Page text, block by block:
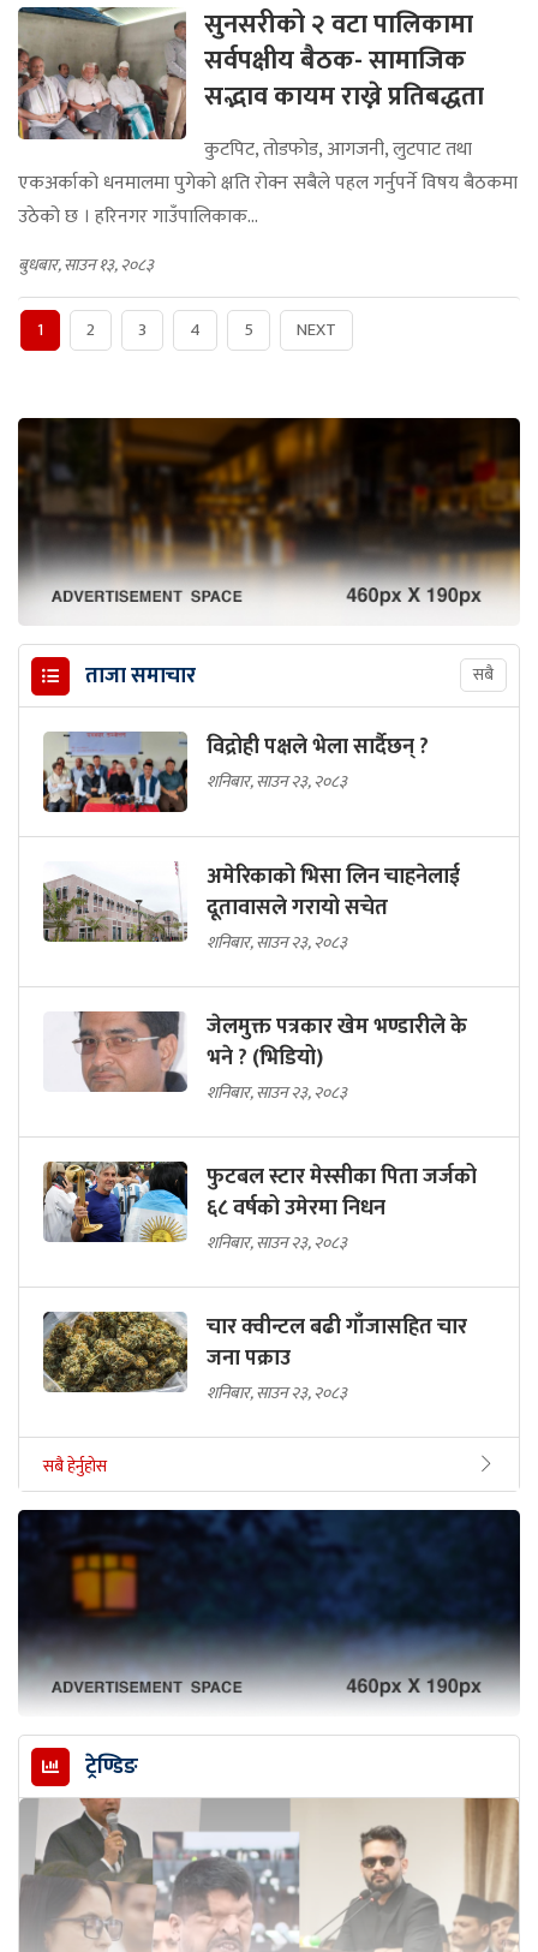
सुनसरीको २ वटा पालिकामा
सर्वपक्षीय बैठक- सामाजिक
सद्भाव कायम राख्ने प्रतिबद्धता
कुटपिट, तोडफोड, आगजनी, लुटपाट तथा
एकअर्काको धनमालमा पुगेको क्षति रोक्न सबैले पहल गर्नुपर्ने विषय बैठकमा
उठेको छ । हरिनगर गाउँपालिकाक...
बुधबार, साउन १३, २०८३
1 2 3 4 5 NEXT
ताजा समाचार सबै
विद्रोही पक्षले भेला सार्दैछन् ?
शनिबार, साउन २३, २०८३
अमेरिकाको भिसा लिन चाहनेलाई
दूतावासले गरायो सचेत
शनिबार, साउन २३, २०८३
जेलमुक्त पत्रकार खेम भण्डारीले के
भने ? (भिडियो)
शनिबार, साउन २३, २०८३
फुटबल स्टार मेस्सीका पिता जर्जको
६८ वर्षको उमेरमा निधन
शनिबार, साउन २३, २०८३
चार क्वीन्टल बढी गाँजासहित चार
जना पक्राउ
शनिबार, साउन २३, २०८३
सबै हेर्नुहोस
ट्रेण्डिङ